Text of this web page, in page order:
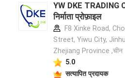
YW DKE TRADING
निर्माता प्रोफ़ाइल
F8 Xinke Road,
Street, Yiwu City,
Zhejiang Province ,चीन
5.0
सत्यापित प्रदायक